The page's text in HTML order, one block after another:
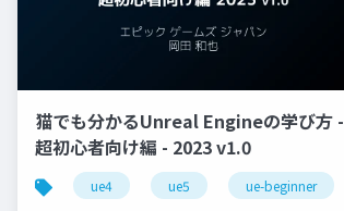
猫でも分かるUnreal Engineの学び方 -
超初心者向け編 - 2023 v1.0
ue4 ue5 ue-beginner